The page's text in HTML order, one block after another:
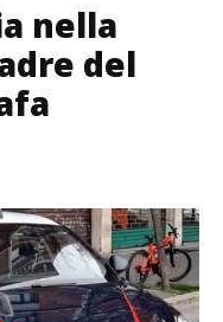
nella
del